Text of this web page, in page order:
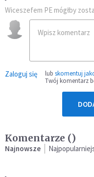
Wiceszefem PE mógłby
Zaloguj się lub skomentuj
Twój komentarz
Komentarze ()
Najnowsze